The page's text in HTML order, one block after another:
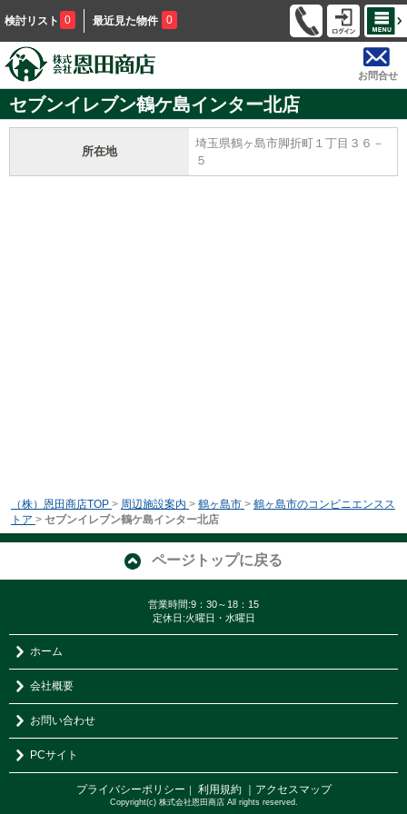
検討リスト 0 最近見た物件 0
お問合せ
セブンイレブン鶴ケ島インター北店
所在地
埼玉県鶴ヶ島市脚折町１丁目３６－
５
（株）恩田商店TOP > 周辺施設案内 > 鶴ヶ島市 > 鶴ヶ島市のコンビニエンスス
トア > セブンイレブン鶴ケ島インター北店
ページトップに戻る
営業時間:9：30～18：15
定休日:火曜日・水曜日
ホーム
会社概要
お問い合わせ
PCサイト
プライバシーポリシー ｜ 利用規約 ｜アクセスマップ
Copyright(c) 株式会社恩田商店 All rights reserved.